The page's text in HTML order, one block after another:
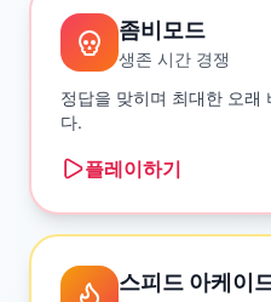
좀비모드
생존 시간 경쟁
정답을 맞히며 최대한 오래
다.
플레이하기
스피드 아케이